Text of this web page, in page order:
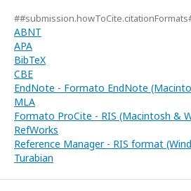
ABNT
APA
BibTeX
CBE
EndNote - Formato EndNote
MLA
Formato ProCite - RIS (Macintosh &
RefWorks
Reference Manager - RIS format
Turabian